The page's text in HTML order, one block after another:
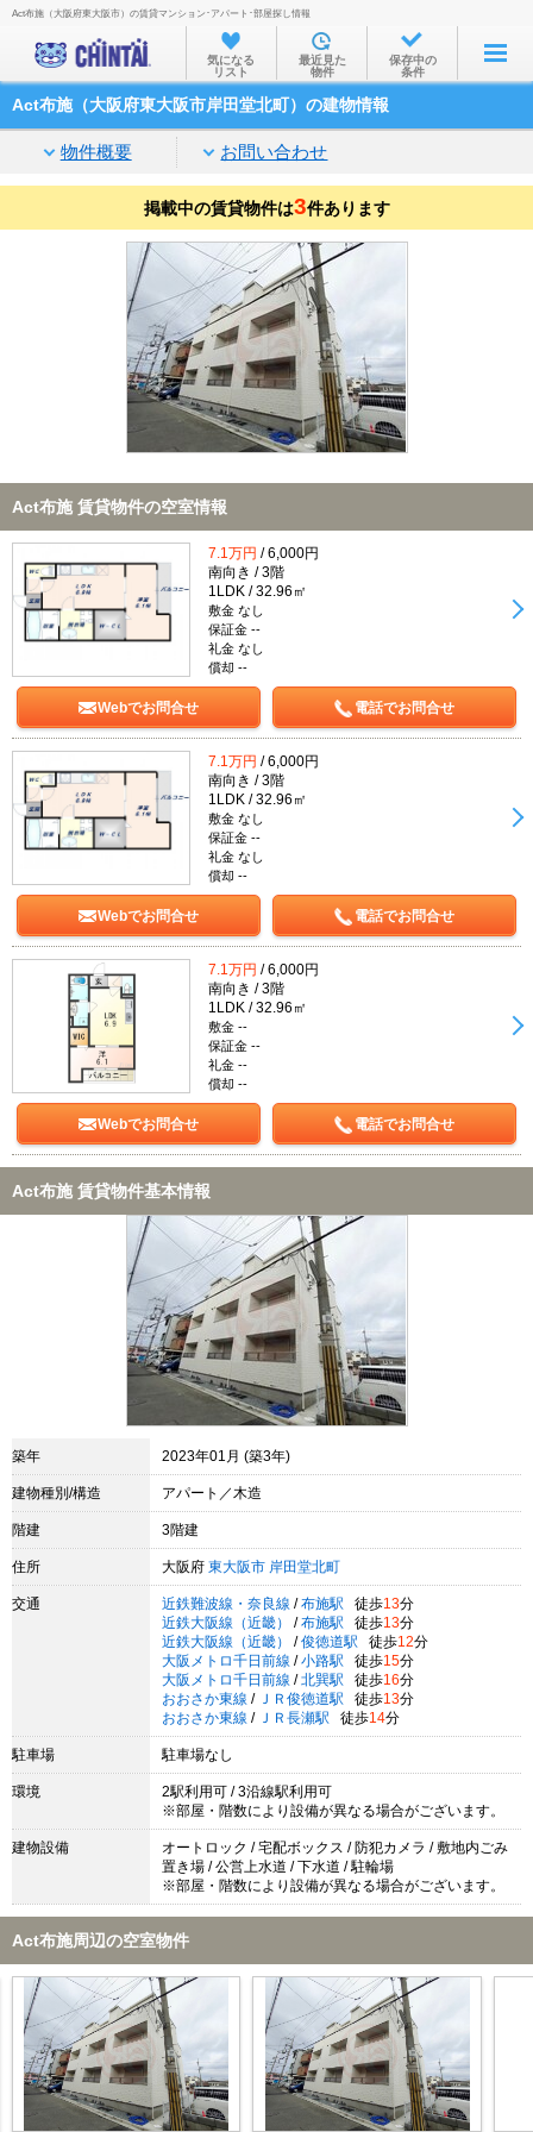
お部屋を探す
沿線・駅から
住所から
家賃相場から
通勤通学時間から
物件特集から
不動産会社から
Act布施（大阪府東大阪市）の賃貸マンション･アパート･部屋探し情報
気になる
リスト
最近見た
物件
保存中の
条件
Act布施（大阪府東大阪市岸田堂北町）の建物情報
物件概要 お問い合わせ
掲載中の賃貸物件は3件あります
Act布施 賃貸物件の空室情報
7.1万円 / 6,000円
南向き / 3階
1LDK / 32.96㎡
敷金 なし
保証金 --
礼金 なし
償却 --
Webでお問合せ 電話でお問合せ
7.1万円 / 6,000円
南向き / 3階
1LDK / 32.96㎡
敷金 なし
保証金 --
礼金 なし
償却 --
Webでお問合せ 電話でお問合せ
7.1万円 / 6,000円
南向き / 3階
1LDK / 32.96㎡
敷金 --
保証金 --
礼金 --
償却 --
Webでお問合せ 電話でお問合せ
Act布施 賃貸物件基本情報
築年 2023年01月 (築3年)
建物種別/構造 アパート／木造
階建 3階建
住所 大阪府 東大阪市 岸田堂北町
交通 近鉄難波線・奈良線 / 布施駅 徒歩13分
近鉄大阪線（近畿）
/ 布施駅 徒歩13分
近鉄大阪線（近畿）
/ 俊徳道駅 徒歩12分
大阪メトロ千日前線 / 小路駅 徒歩15分
大阪メトロ千日前線 / 北巽駅 徒歩16分
おおさか東線 / ＪＲ俊徳道駅 徒歩13分
おおさか東線 / ＪＲ長瀬駅 徒歩14分
駐車場 駐車場なし
環境
2駅利用可 / 3沿線駅利用可
※部屋・階数により設備が異なる場合がございます。
建物設備
オートロック / 宅配ボックス / 防犯カメラ / 敷地内ごみ
置き場 / 公営上水道 / 下水道 / 駐輪場
※部屋・階数により設備が異なる場合がございます。
Act布施周辺の空室物件